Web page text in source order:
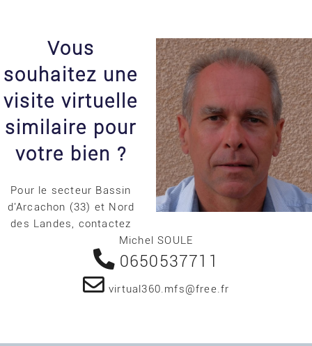
Vous
souhaitez une
visite virtuelle
similaire pour
votre bien ?
Pour le secteur Bassin
d'Arcachon (33) et Nord
des Landes, contactez
Michel SOULE
0650537711
virtual360.mfs@free.fr